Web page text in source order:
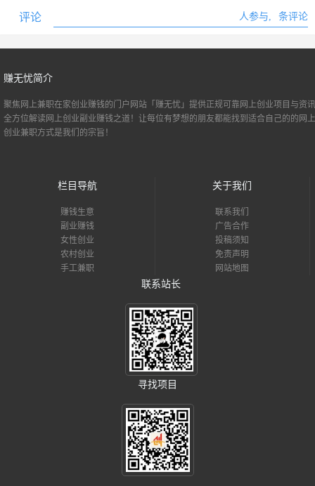
评论 人参与, 条评论
赚无忧简介
聚焦网上兼职在家创业赚钱的门户网站「赚无忧」提供正规可靠网上创业项目与资
全方位解读网上创业副业赚钱之道！让每位有梦想的朋友都能找到适合自己的的 网上
创业兼职方式是我们的宗旨！
栏目导航
赚钱生意
副业赚钱
女性创业
农村创业
手工兼职
关于我们
联系我们
广告合作
投稿须知
免责声明
网站地图
联系站长
寻找项目